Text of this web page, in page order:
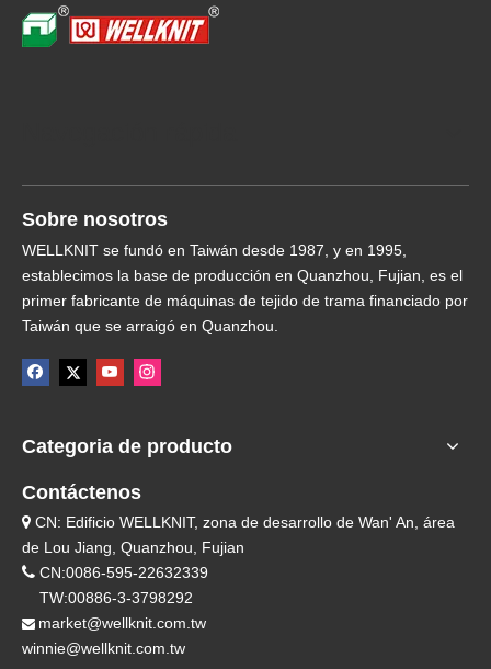
Sobre nosotros
WELLKNIT se fundó en Taiwán desde 1987, y en 1995,
establecimos la base de producción en Quanzhou, Fujian, es el
primer fabricante de máquinas de tejido de trama financiado por
Taiwán que se arraigó en Quanzhou.
Categoria de producto
Contáctenos
 CN: Edificio WELLKNIT, zona de desarrollo de Wan' An, área
de Lou Jiang, Quanzhou, Fujian
 CN:0086-595-22632339
TW:00886-3-3798292
 market@wellknit.com.tw
winnie@wellknit.com.tw